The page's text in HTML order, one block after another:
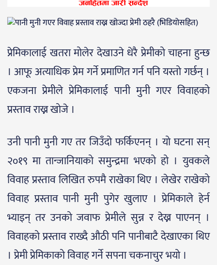
प्रेमिकालाई खतरा मोलेर देखाउने धेरै प्रेमीको चाहना हुन्छ
। आफू अत्याधिक प्रेम गर्ने प्रमाणित गर्न पनि यस्तो गर्छन् ।
एकजना प्रेमीले प्रेमिकालाई पानी मुनी गएर विवाहको
प्रस्ताव राख्न खोजे ।
उनी पानी मुनी गए तर जिउँदो फर्किएनन् । यो घटना सन्
२०१९ मा तान्जानियाको समुन्द्रमा भएको हो । युवकले
विवाह प्रस्ताव लिखित रुपमै राखेका थिए । लेखेर राखेको
विवाह प्रस्ताव पानी मुनी पुगेर खुलाए । प्रेमिकाले हेर्न
भ्याइन् तर उनको जवाफ प्रेमीले सुन्न र देख्न पाएनन् ।
विवाहको प्रस्ताव राख्दै औठी पनि पानीबाटै देखाएका थिए
। प्रेमी प्रेमिकाको विवाह गर्ने सपना चकनाचुर भयो ।